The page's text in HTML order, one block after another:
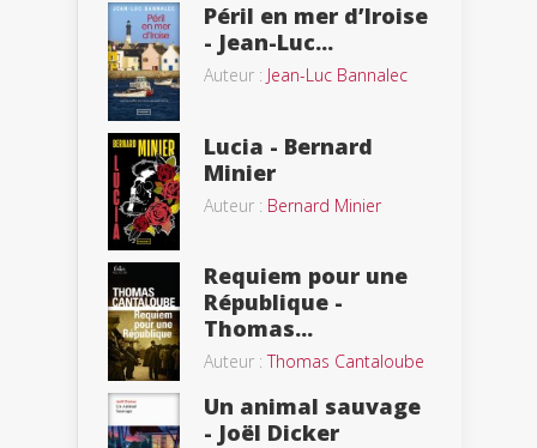
Péril en mer d’Iroise
- Jean-Luc...
Auteur : Jean-Luc Bannalec
Lucia - Bernard
Minier
Auteur : Bernard Minier
Requiem pour une
République -
Thomas...
Auteur :Thomas Cantaloube
Un animal sauvage
- Joël Dicker